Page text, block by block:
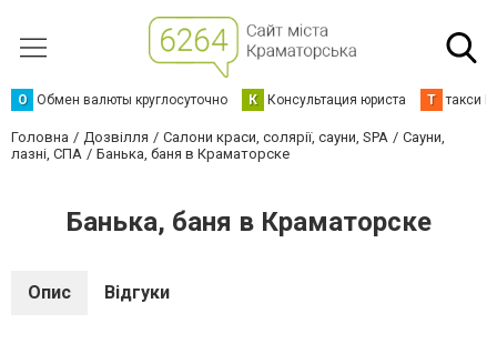
О Обмен валюты круглосуточно К Консультация юриста Т такси
Головна Дозвілля Салони краси, солярії, сауни, SPA
Сауни,
лазні, СПА
Банька, баня в Краматорске
Банька, баня в Краматорске
Опис Відгуки